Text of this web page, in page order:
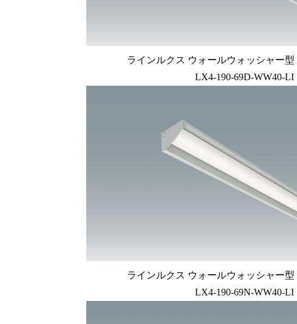
ラインルクス ウォールウォッシャー
LX4-190-69D-WW40-LI
ラインルクス ウォールウォッシャー
LX4-190-69N-WW40-LI